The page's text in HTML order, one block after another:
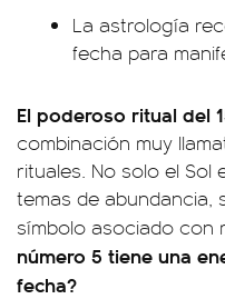
La astrología
fecha para
El poderoso ritual del
combinación muy
rituales. No solo el Sol
temas de abundancia,
símbolo asociado con
número 5 tiene una
fecha?